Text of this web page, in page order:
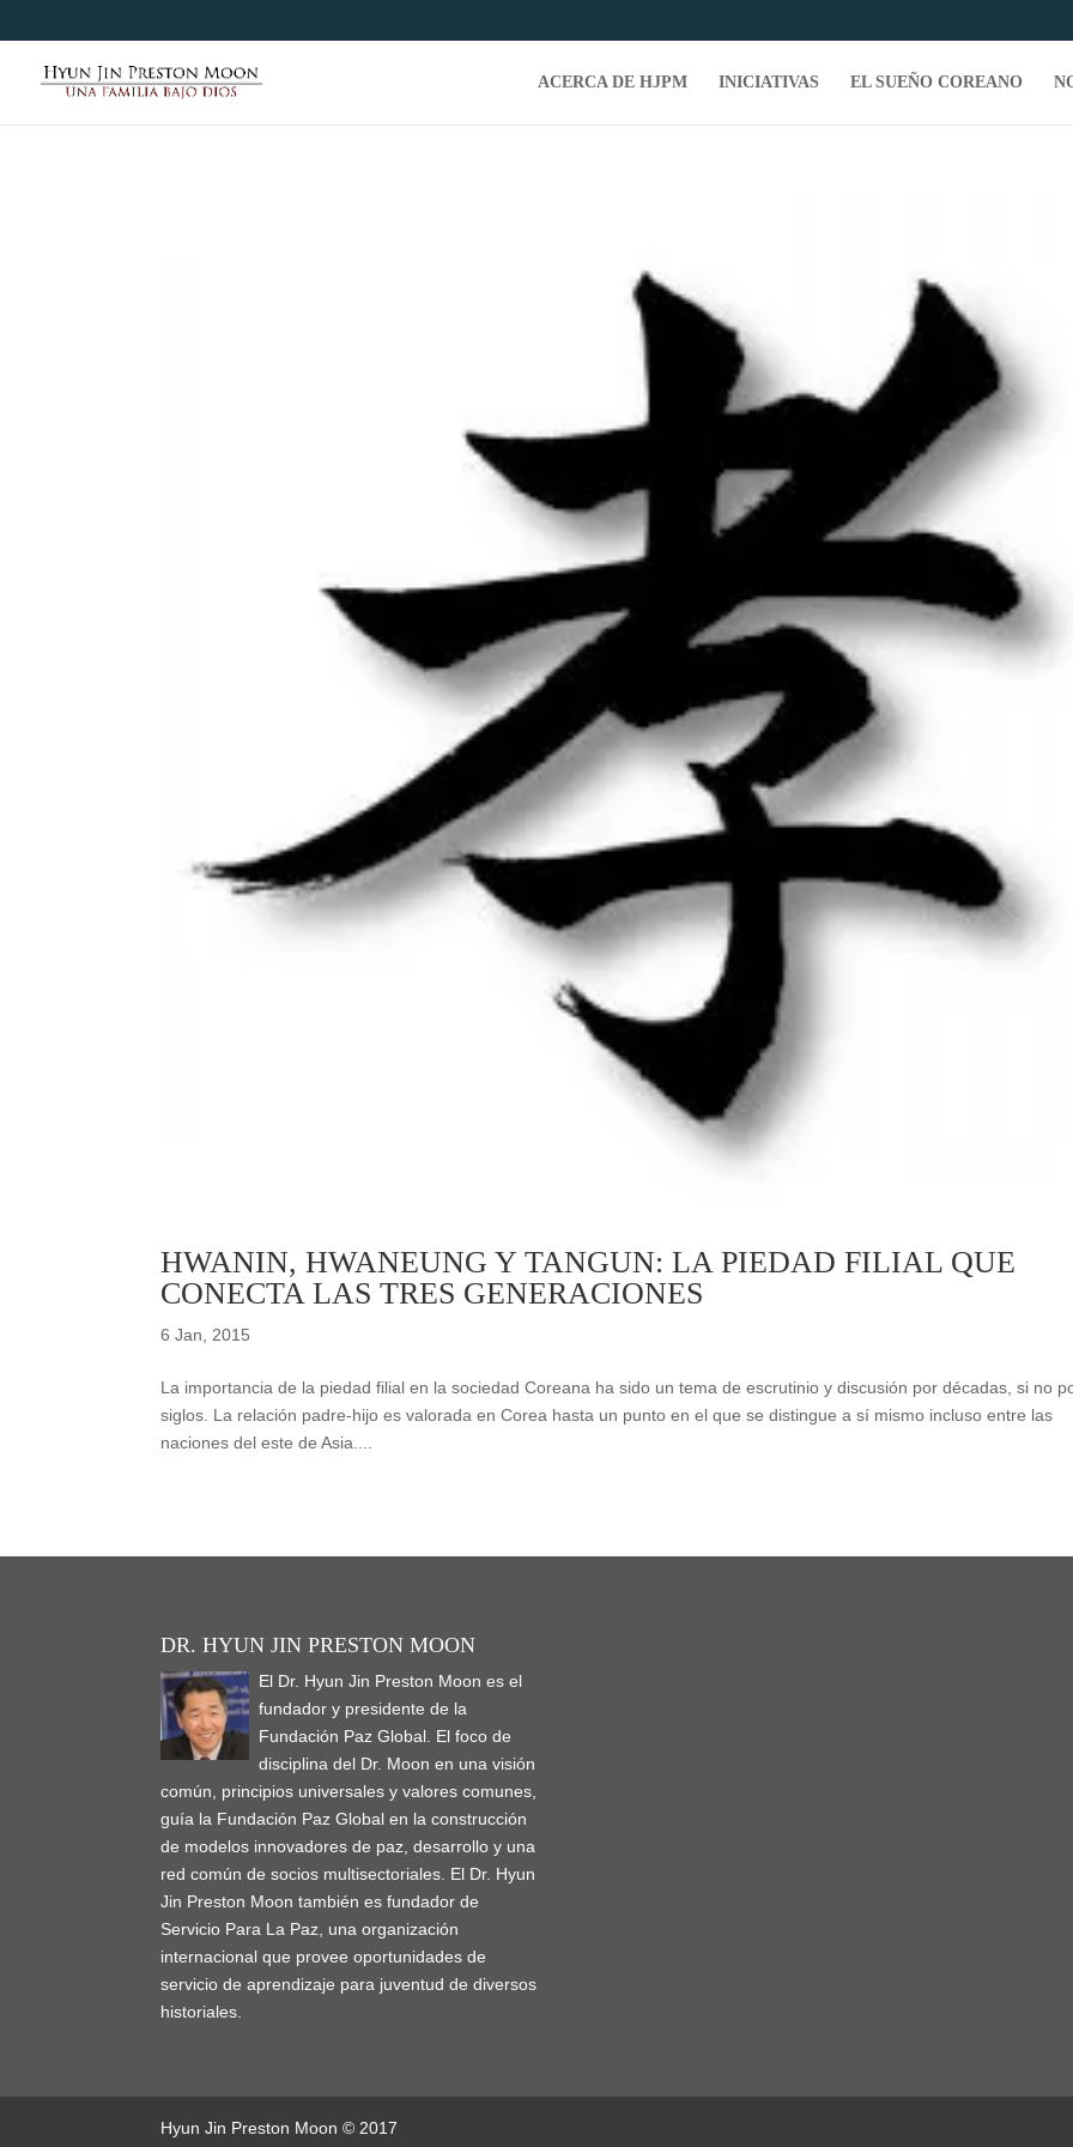
ACERCA DE HJPM INICIATIVAS EL SUEÑO COREANO
HWANIN, HWANEUNG Y TANGUN: LA PIEDAD FILIAL QUE
CONECTA LAS TRES GENERACIONES
6 Jan, 2015
La importancia de la piedad filial en la sociedad Coreana ha sido un tema de escrutinio y discusión por décadas, si no
siglos. La relación padre-hijo es valorada en Corea hasta un punto en el que se distingue a sí mismo incluso entre las
naciones del este de Asia....
DR. HYUN JIN PRESTON MOON
El Dr. Hyun Jin Preston Moon es el
fundador y presidente de la
Fundación Paz Global. El foco de
disciplina del Dr. Moon en una visión
común, principios universales y valores comunes,
guía la Fundación Paz Global en la construcción
de modelos innovadores de paz, desarrollo y una
red común de socios multisectoriales. El Dr. Hyun
Jin Preston Moon también es fundador de
Servicio Para La Paz, una organización
internacional que provee oportunidades de
servicio de aprendizaje para juventud de diversos
historiales.
Hyun Jin Preston Moon © 2017